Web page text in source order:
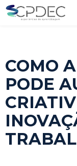
COMO
PODE